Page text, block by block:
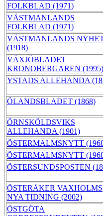
FOLKBLAD (1971)
VÄSTMANLANDS
FOLKBLAD (1971)
VÄSTMANLANDS
(1918)
VÄXJÖBLADET
KRONOBERGAREN (1995)
YSTADS ALLEHANDA
ÖLANDSBLADET (1868)
ÖRNSKÖLDSVIKS
ALLEHANDA (1901)
ÖSTERMALMSNYTT
ÖSTERMALMSNYTT
ÖSTERSUNDSPOSTEN
ÖSTERÅKER VAXHOLMS
NYA TIDNING (2002)
ÖSTGÖTA